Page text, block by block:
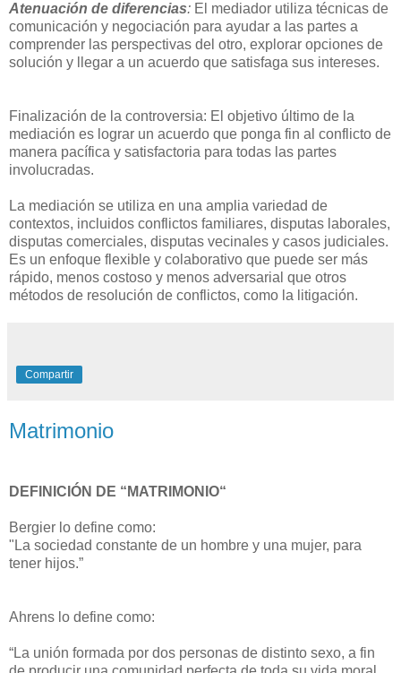
Atenuación de diferencias: El mediador utiliza técnicas de
comunicación y negociación para ayudar a las partes a
comprender las perspectivas del otro, explorar opciones de
solución y llegar a un acuerdo que satisfaga sus intereses.
Finalización de la controversia: El objetivo último de la
mediación es lograr un acuerdo que ponga fin al conflicto de
manera pacífica y satisfactoria para todas las partes
involucradas.
La mediación se utiliza en una amplia variedad de
contextos, incluidos conflictos familiares, disputas laborales,
disputas comerciales, disputas vecinales y casos judiciales.
Es un enfoque flexible y colaborativo que puede ser más
rápido, menos costoso y menos adversarial que otros
métodos de resolución de conflictos, como la litigación.
Compartir
Matrimonio
DEFINICIÓN DE “MATRIMONIO“
Bergier lo define como:
"La sociedad constante de un hombre y una mujer, para
tener hijos.”
Ahrens lo define como:
“La unión formada por dos personas de distinto sexo, a fin